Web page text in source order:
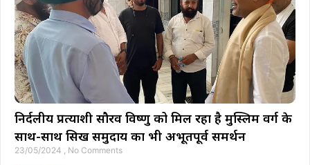
निर्दलीय प्रत्याशी सौरव विष्णु को मिल रहा है मुस्लिम वर्ग के
साथ-साथ सिख समुदाय का भी अभूतपूर्व समर्थन
23/05/2024 No Comments